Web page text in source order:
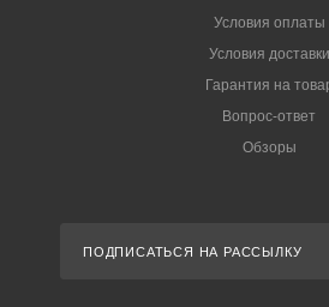
Условия оплаты
Условия доставки
Гарантия на
Вопрос-ответ
Обзоры
ПОДПИСАТЬСЯ НА РАССЫЛКУ